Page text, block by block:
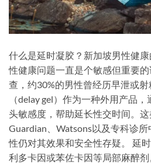
什么是延时凝胶？新加坡男性健康
性健康问题一直是个敏感但重要
查，约30%的男性曾经历早泄或
（delay gel）作为一种外用产品
头敏感度，帮助延长性交时间。
Guardian、Watsons以及专科诊
性仍对其效果和安全性存疑。 延
利多卡因或苯佐卡因等局部麻醉